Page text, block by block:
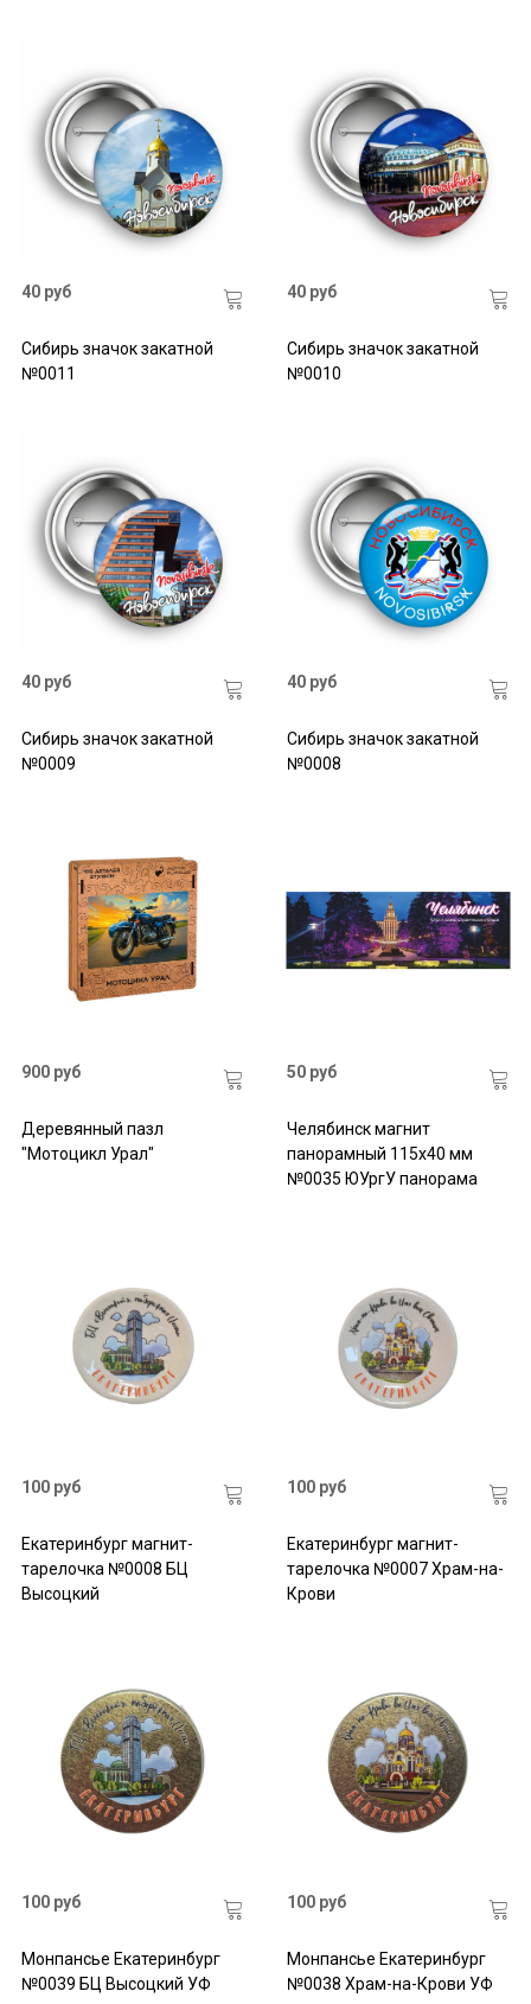
40 руб
Сибирь значок закатной
№0011
40 руб
Сибирь значок закатной
№0010
40 руб
Сибирь значок закатной
№0009
40 руб
Сибирь значок закатной
№0008
900 руб
Деревянный пазл
"Мотоцикл Урал"
50 руб
Челябинск магнит
панорамный 115х40 мм
№0035 ЮУргУ панорама
100 руб
Екатеринбург магнит-
тарелочка №0008 БЦ
Высоцкий
100 руб
Екатеринбург магнит-
тарелочка №0007 Храм-на-
Крови
100 руб
Монпансье Екатеринбург
№0039 БЦ Высоцкий УФ
100 руб
Монпансье Екатеринбург
№0038 Храм-на-Крови УФ